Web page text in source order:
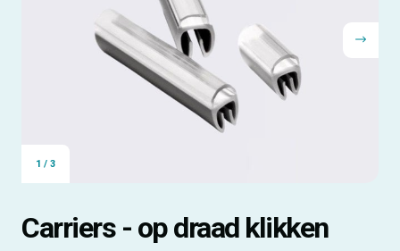
1 / 3
Carriers - op draad klikken